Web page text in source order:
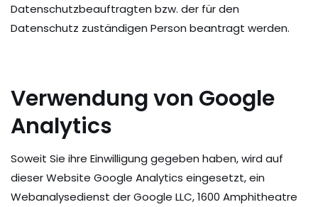
Datenschutzbeauftragten bzw. der für den
Datenschutz zuständigen Person beantragt werden.
Verwendung von Google
Analytics
Soweit Sie ihre Einwilligung gegeben haben, wird auf
dieser Website Google Analytics eingesetzt, ein
Webanalysedienst der Google LLC, 1600 Amphitheatre